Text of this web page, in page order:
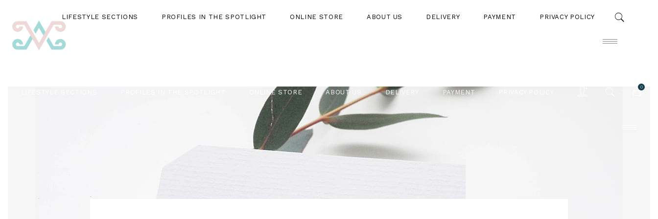
ONLINE STORE ABOUT US DELIVERY PAYMENT
0
LIFESTYLE SECTIONS PROFILES IN THE SPOTLIGHT ONLINE STORE ABOUT US DELIVERY PAYMENT PRIVACY POLICY